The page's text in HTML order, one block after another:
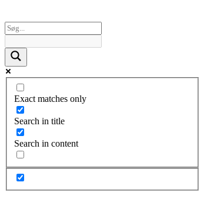
Exact matches only
Search in title
Search in content